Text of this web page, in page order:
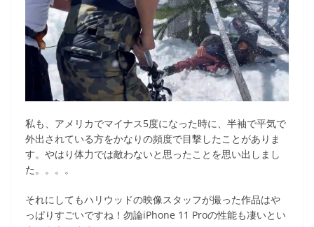
私も、アメリカでマイナス5度になった時に、半袖で平気で
外出されている方をかなりの頻度で目撃したことがありま
す。やはり体力では敵わないと思ったことを思い出しまし
た。。。。
それにしてもハリウッドの映像スタッフが撮った作品はや
っぱりすごいですね！勿論iPhone 11 Proの性能も凄いとい